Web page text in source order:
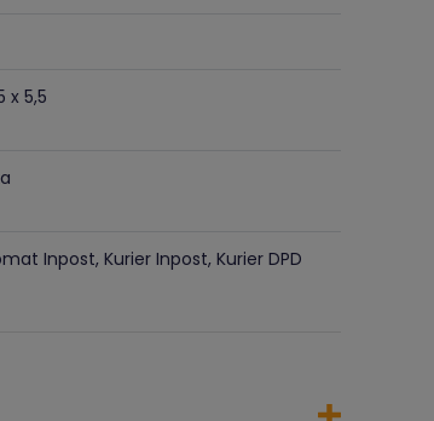
x 5,5
Inpost, Kurier Inpost, Kurier DPD